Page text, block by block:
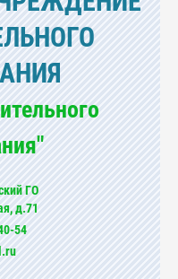
ГО
д.71
54